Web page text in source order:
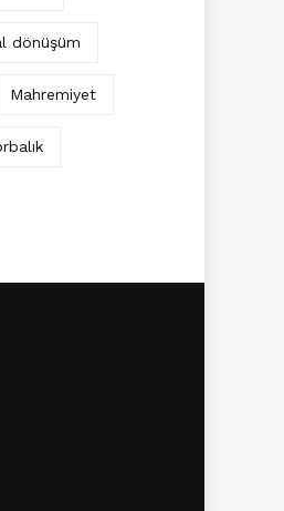
dönüşüm
Mahremiyet